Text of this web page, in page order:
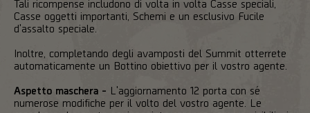
Tali ricompense includono di volta in volta Casse speciali,
Casse oggetti importanti, Schemi e un esclusivo Fucile
d'assalto speciale.
Inoltre, completando degli avamposti del Summit otterrete
automaticamente un Bottino obiettivo per il vostro agente.
Aspetto maschera - L'aggiornamento 12 porta con sé
numerose modifiche per il volto del vostro agente. Le